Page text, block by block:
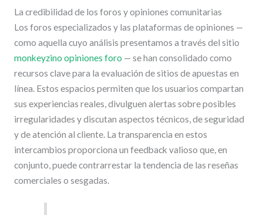
La credibilidad de los foros y opiniones comunitarias
Los foros especializados y las plataformas de opiniones —
como aquella cuyo análisis presentamos a través del sitio
monkeyzino opiniones foro — se han consolidado como
recursos clave para la evaluación de sitios de apuestas en
línea. Estos espacios permiten que los usuarios compartan
sus experiencias reales, divulguen alertas sobre posibles
irregularidades y discutan aspectos técnicos, de seguridad
y de atención al cliente. La transparencia en estos
intercambios proporciona un feedback valioso que, en
conjunto, puede contrarrestar la tendencia de las reseñas
comerciales o sesgadas.